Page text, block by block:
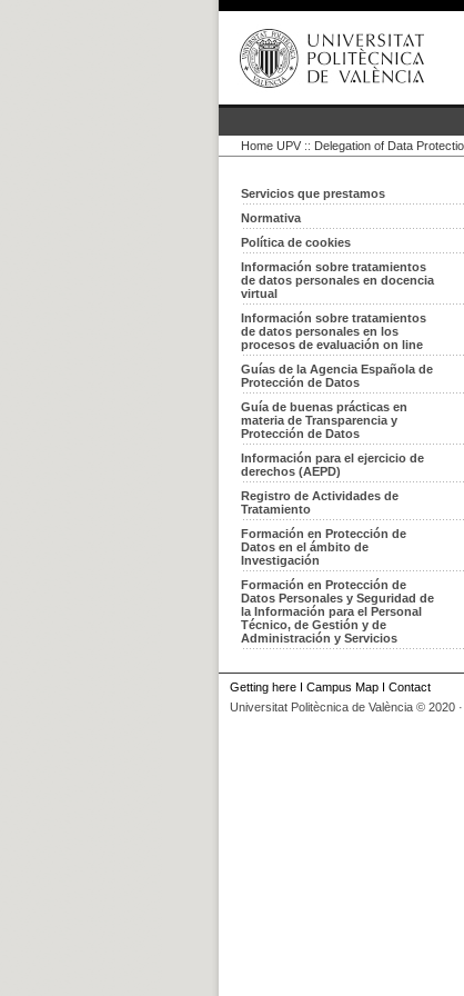
Home UPV :: Delegation of Data
Servicios que prestamos
Normativa
Política de cookies
Información sobre tratamientos
de datos personales en docencia
virtual
Información sobre tratamientos
de datos personales en los
procesos de evaluación on line
Guías de la Agencia Española de
Protección de Datos
Guía de buenas prácticas en
materia de Transparencia y
Protección de Datos
Información para el ejercicio de
derechos (AEPD)
Registro de Actividades de
Tratamiento
Formación en Protección de
Datos en el ámbito de
Investigación
Formación en Protección de
Datos Personales y Seguridad de
la Información para el Personal
Técnico, de Gestión y de
Administración y Servicios
Getting here I Campus Map I Contact
Universitat Politècnica de València © 2020